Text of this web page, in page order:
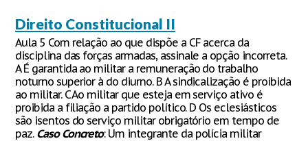
Direito Constitucional II
Aula 5 Com relação ao que dispõe a CF acerca da
disciplina das forças armadas, assinale a opção incorreta.
A É garantida ao militar a remuneração do trabalho
noturno superior à do diurno. B A sindicalização é proibida
ao militar. C Ao militar que esteja em serviço ativo é
proibida a filiação a partido político. D Os eclesiásticos
são isentos do serviço militar obrigatório em tempo de
paz. Caso Concreto: Um integrante da polícia militar